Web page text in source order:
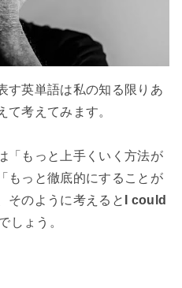
す英単語は私の知る限りあ
て考えてみます。
「もっと上手くいく方法が
もっと徹底的にすることが
そのように考えると
I could
しょう。